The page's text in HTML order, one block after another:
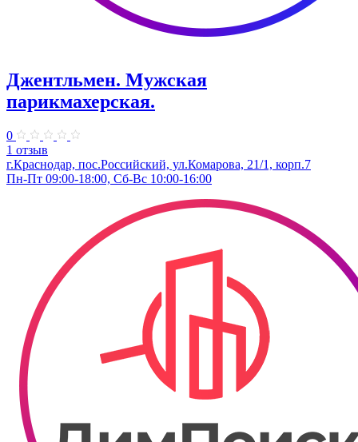
Джентльмен. Мужская
парикмахерская.
0
1 отзыв
г.Краснодар, пос.Российский, ул.Комарова, 21/1, корп.7
Пн-Пт 09:00-18:00, Сб-Вс 10:00-16:00